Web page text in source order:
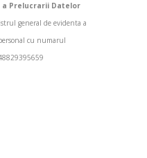
a Prelucrarii Datelor
general de evidenta a
cu numarul